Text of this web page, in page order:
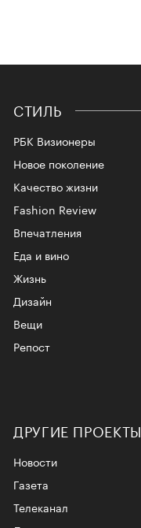
СТИЛЬ
РБК Визионеры
Новое поколение
Качество жизни
Fashion Review
Впечатления
Еда и вино
Жизнь
Дизайн
Вещи
Репост
ДРУГИЕ ПРОЕКТЫ
Новости
Газета
Телеканал